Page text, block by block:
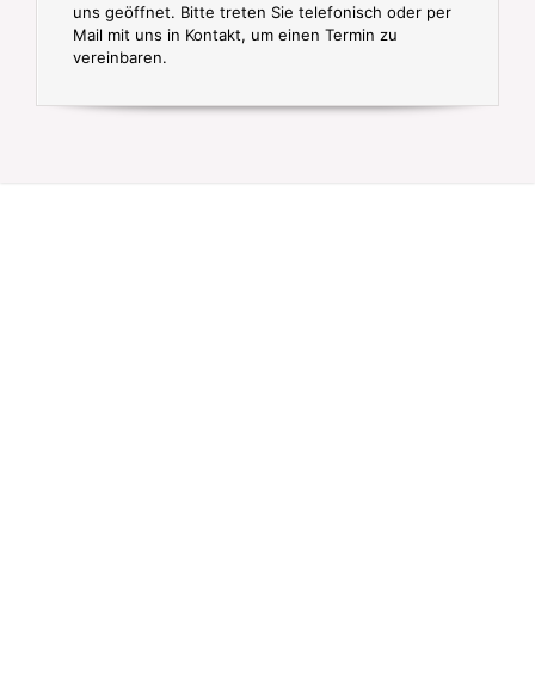
uns geöffnet. Bitte treten Sie telefonisch oder per
Mail mit uns in Kontakt, um einen Termin zu
vereinbaren.